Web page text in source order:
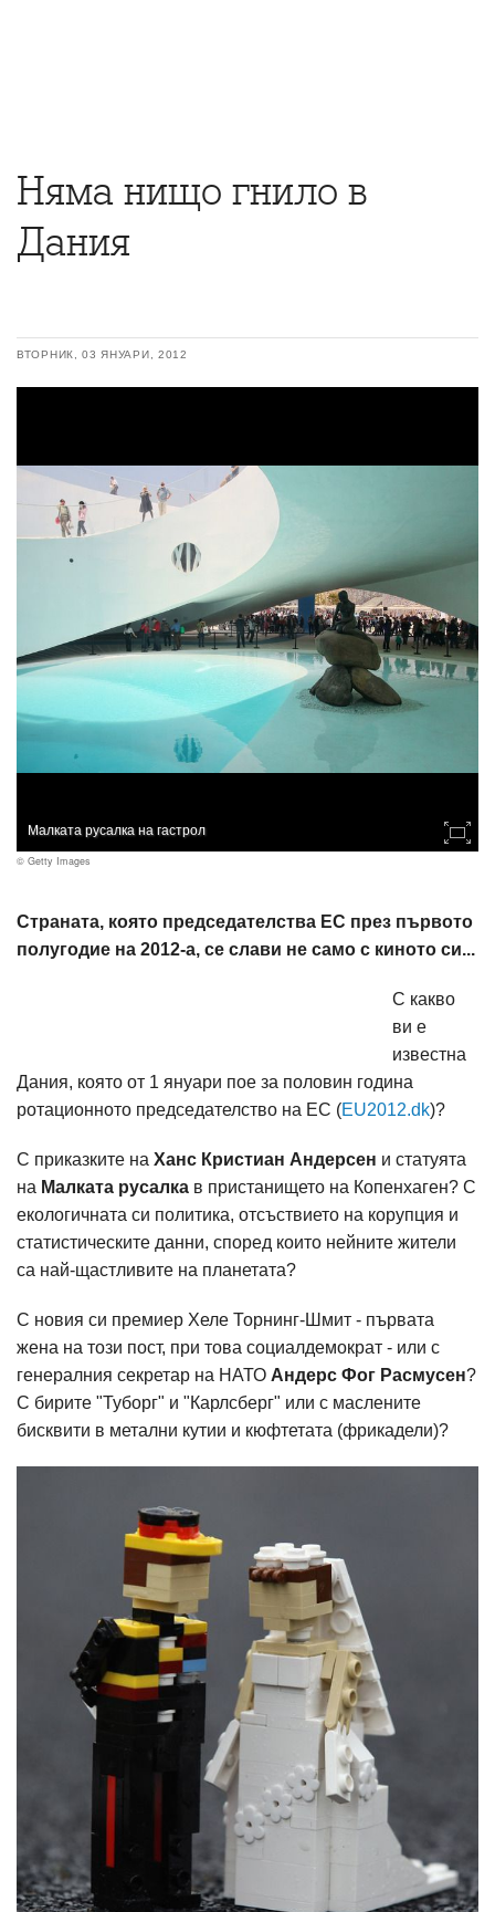
Няма нищо гнило в
Дания
ВТОРНИК, 03 ЯНУАРИ, 2012
Малката русалка на гастрол
© Getty Images
Страната, която председателства ЕС през първото
полугодие на 2012-а, се слави не само с киното си...
С какво
ви е
известна
Дания, която от 1 януари пое за половин година
ротационното председателство на ЕС (EU2012.dk)?
С приказките на Ханс Кристиан Андерсен и статуята
на Малката русалка в пристанището на Копенхаген? С
екологичната си политика, отсъствието на корупция и
статистическите данни, според които нейните жители
са най-щастливите на планетата?
С новия си премиер Хеле Торнинг-Шмит - първата
жена на този пост, при това социалдемократ - или с
генералния секретар на НАТО Андерс Фог Расмусен?
С бирите "Туборг" и "Карлсберг" или с маслените
бисквити в метални кутии и кюфтетата (фрикадели)?